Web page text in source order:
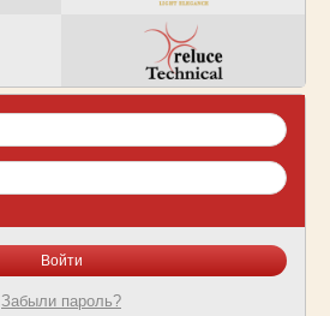
Забыли пароль?